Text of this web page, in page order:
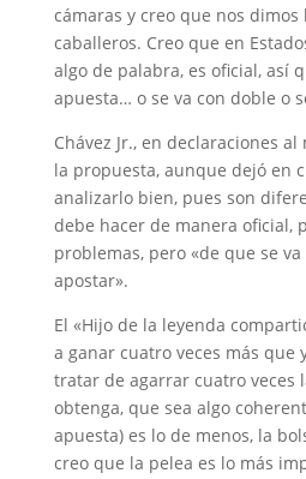
cámaras y creo que nos dimos
caballeros. Creo que en
algo de palabra, es oficial, así
apuesta… o se va con doble o
Chávez Jr., en declaraciones
la propuesta, aunque dejó en
analizarlo bien, pues son
debe hacer de manera oficial,
problemas, pero «de que se
apostar».
El «Hijo de la leyenda
a ganar cuatro veces más que
tratar de agarrar cuatro veces
obtenga, que sea algo
apuesta) es lo de menos, la
creo que la pelea es lo más